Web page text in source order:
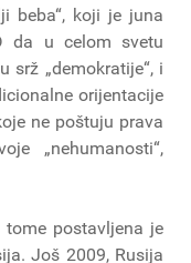
beba“, koji je juna
da u celom svetu
srž „demokratije“, i
orijentacije
ne poštuju prava
„nehumanosti“,
postavljena je
Još 2009, Rusija